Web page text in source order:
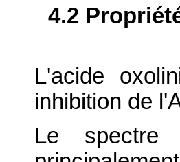
4.2
L'acide
inhibition de
Le spectre